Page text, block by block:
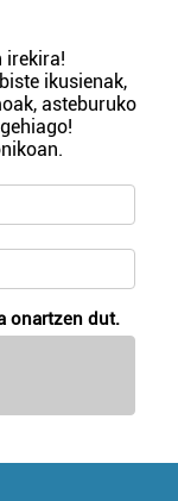
irekira!
ikusienak,
asteburuko
onartzen dut.